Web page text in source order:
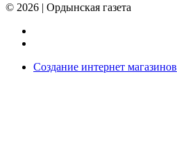
© 2026 | Ордынская газета
Создание интернет магазинов